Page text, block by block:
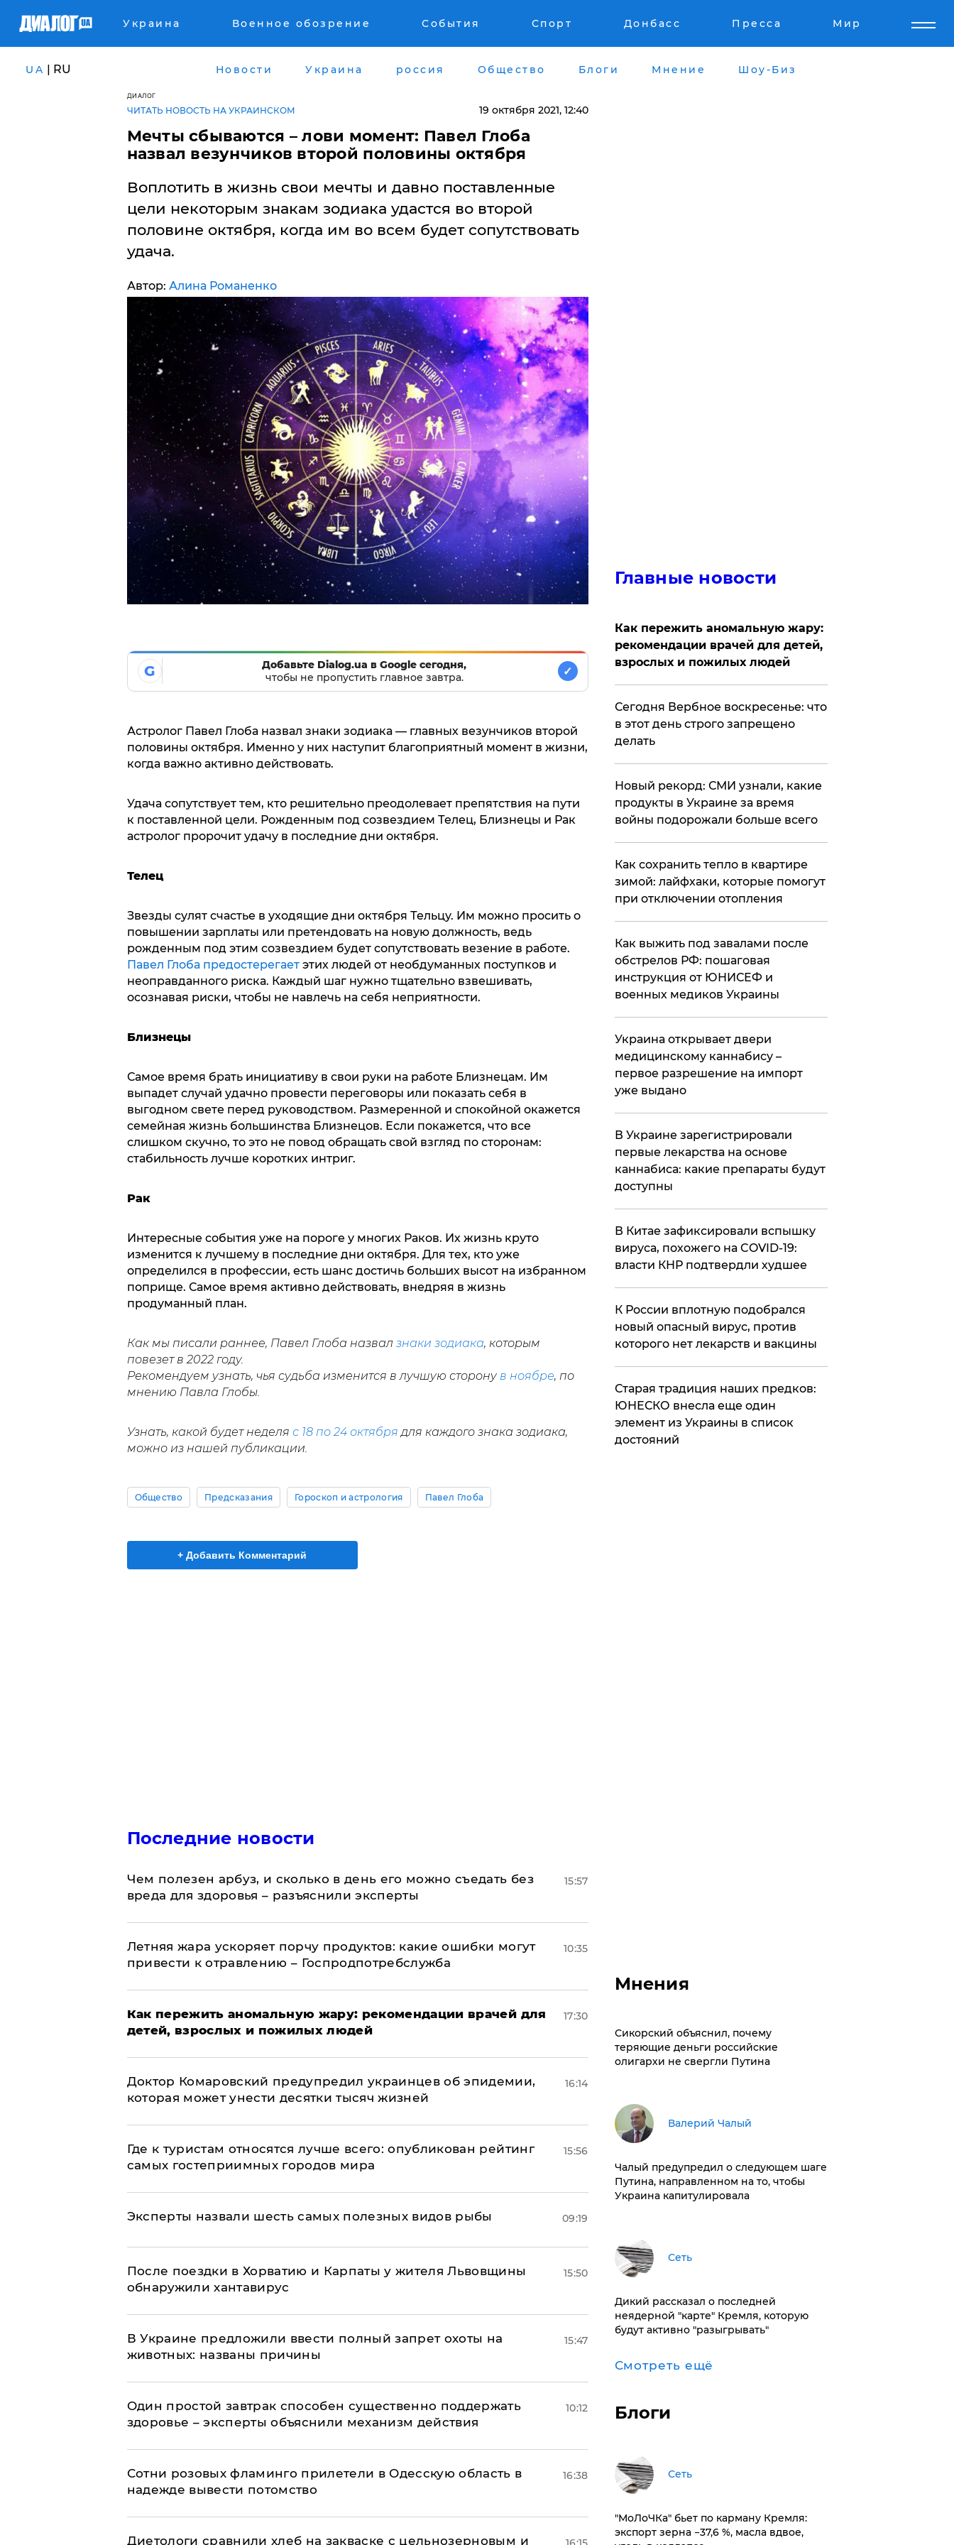
Украина Военное обозрение События Спорт Донбасс Пресса Мир
UA | RU Новости Украина россия Общество Блоги Мнение Шоу-Биз
ДИАЛОГ
ЧИТАТЬ НОВОСТЬ НА УКРАИНСКОМ 19 октября 2021, 12:40
Мечты сбываются – лови момент: Павел Глоба
назвал везунчиков второй половины октября
Воплотить в жизнь свои мечты и давно поставленные
цели некоторым знакам зодиака удастся во второй
половине октября, когда им во всем будет сопутствовать
удача.
Автор: Алина Романенко
G
Добавьте Dialog.ua в Google сегодня,
чтобы не пропустить главное завтра.
✓
Астролог Павел Глоба назвал знаки зодиака — главных везунчиков второй
половины октября. Именно у них наступит благоприятный момент в жизни,
когда важно активно действовать.
Удача сопутствует тем, кто решительно преодолевает препятствия на пути
к поставленной цели. Рожденным под созвездием Телец, Близнецы и Рак
астролог пророчит удачу в последние дни октября.
Телец
Звезды сулят счастье в уходящие дни октября Тельцу. Им можно просить о
повышении зарплаты или претендовать на новую должность, ведь
рожденным под этим созвездием будет сопутствовать везение в работе.
Павел Глоба предостерегаетэтих людей от необдуманных поступков и
неоправданного риска. Каждый шаг нужно тщательно взвешивать,
осознавая риски, чтобы не навлечь на себя неприятности.
Близнецы
Самое время брать инициативу в свои руки на работе Близнецам. Им
выпадет случай удачно провести переговоры или показать себя в
выгодном свете перед руководством. Размеренной и спокойной окажется
семейная жизнь большинства Близнецов. Если покажется, что все
слишком скучно, то это не повод обращать свой взгляд по сторонам:
стабильность лучше коротких интриг.
Рак
Интересные события уже на пороге у многих Раков. Их жизнь круто
изменится к лучшему в последние дни октября. Для тех, кто уже
определился в профессии, есть шанс достичь больших высот на избранном
поприще. Самое время активно действовать, внедряя в жизнь
продуманный план.
Как мы писали раннее, Павел Глоба назвал знаки зодиака, которым
повезет в 2022 году.
Рекомендуем узнать, чья судьба изменится в лучшую сторону в ноябре, по
мнению Павла Глобы.
Узнать, какой будет неделя с 18 по 24 октября для каждого знака зодиака,
можно из нашей публикации.
Общество Предсказания Гороскоп и астрология Павел Глоба
+ Добавить Комментарий
Последние новости
Чем полезен арбуз, и сколько в день его можно съедать без
вреда для здоровья – разъяснили эксперты
15:57
Летняя жара ускоряет порчу продуктов: какие ошибки могут
привести к отравлению – Госпродпотребслужба
10:35
Как пережить аномальную жару: рекомендации врачей для
детей, взрослых и пожилых людей
17:30
Доктор Комаровский предупредил украинцев об эпидемии,
которая может унести десятки тысяч жизней
16:14
Где к туристам относятся лучше всего: опубликован рейтинг
самых гостеприимных городов мира
15:56
Эксперты назвали шесть самых полезных видов рыбы 09:19
После поездки в Хорватию и Карпаты у жителя Львовщины
обнаружили хантавирус
15:50
В Украине предложили ввести полный запрет охоты на
животных: названы причины
15:47
Один простой завтрак способен существенно поддержать
здоровье – эксперты объяснили механизм действия
10:12
Сотни розовых фламинго прилетели в Одесскую область в
надежде вывести потомство
16:38
Диетологи сравнили хлеб на закваске с цельнозерновым и
Главные новости
Как пережить аномальную жару:
рекомендации врачей для детей,
взрослых и пожилых людей
​Сегодня Вербное воскресенье: что
в этот день строго запрещено
делать
Новый рекорд: СМИ узнали, какие
продукты в Украине за время
войны подорожали больше всего
​Как сохранить тепло в квартире
зимой: лайфхаки, которые помогут
при отключении отопления
Как выжить под завалами после
обстрелов РФ: пошаговая
инструкция от ЮНИСЕФ и
военных медиков Украины
Украина открывает двери
медицинскому каннабису –
первое разрешение на импорт
уже выдано
В Украине зарегистрировали
первые лекарства на основе
каннабиса: какие препараты будут
доступны
В Китае зафиксировали вспышку
вируса, похожего на COVID-19:
власти КНР подтвердли худшее
К России вплотную подобрался
новый опасный вирус, против
которого нет лекарств и вакцины
​Старая традиция наших предков:
ЮНЕСКО внесла еще один
элемент из Украины в список
достояний
Мнения
Сикорский объяснил, почему
теряющие деньги российские
олигархи не свергли Путина
Валерий Чалый
Чалый предупредил о следующем шаге
Путина, направленном на то, чтобы
Украина капитулировала
Сеть
Дикий рассказал о последней
неядерной "карте" Кремля, которую
будут активно "разыгрывать"
Смотреть ещё
Блоги
Сеть
​"МоЛоЧКа" бьет по карману Кремля:
экспорт зерна −37,6 %, масла вдвое,